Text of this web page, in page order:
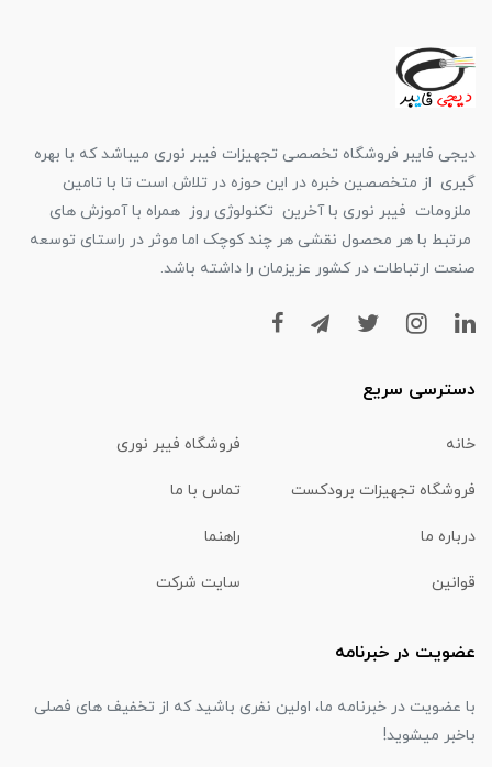
دیجی فایبر فروشگاه تخصصی تجهیزات فیبر نوری میباشد که با بهره
گیری از متخصصین خبره در این حوزه در تلاش است تا با تامین
ملزومات فیبر نوری با آخرین تکنولوژی روز همراه با آموزش های
مرتبط با هر محصول نقشی هر چند کوچک اما موثر در راستای توسعه
صنعت ارتباطات در کشور عزیزمان را داشته باشد.
دسترسی سریع
خانه فروشگاه فیبر نوری
فروشگاه تجهیزات برودکست تماس با ما
درباره ما راهنما
قوانین سایت شرکت
عضویت در خبرنامه
با عضویت در خبرنامه ما، اولین نفری باشید که از تخفیف های فصلی
باخبر میشوید!